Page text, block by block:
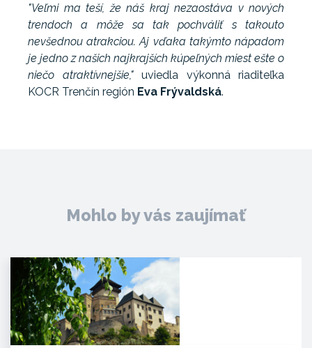
"Veľmi ma teší, že náš kraj nezaostáva v nových
trendoch a môže sa tak pochváliť s takouto
nevšednou atrakciou. Aj vďaka takýmto nápadom
je jedno z našich najkrajších kúpeľných miest ešte o
niečo atraktívnejšie,"uviedla výkonná riaditeľka
KOCR Trenčín región Eva Frývaldská.
Mohlo by vás zaujímať